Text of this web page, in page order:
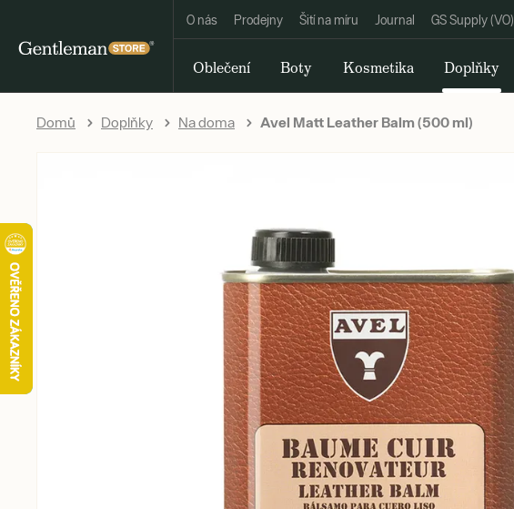
O nás Prodejny Šití na míru Journal GS Supply (VO)
Oblečení Boty Kosmetika Doplňky
Domů Doplňky Na doma Avel Matt Leather Balm (500 ml)